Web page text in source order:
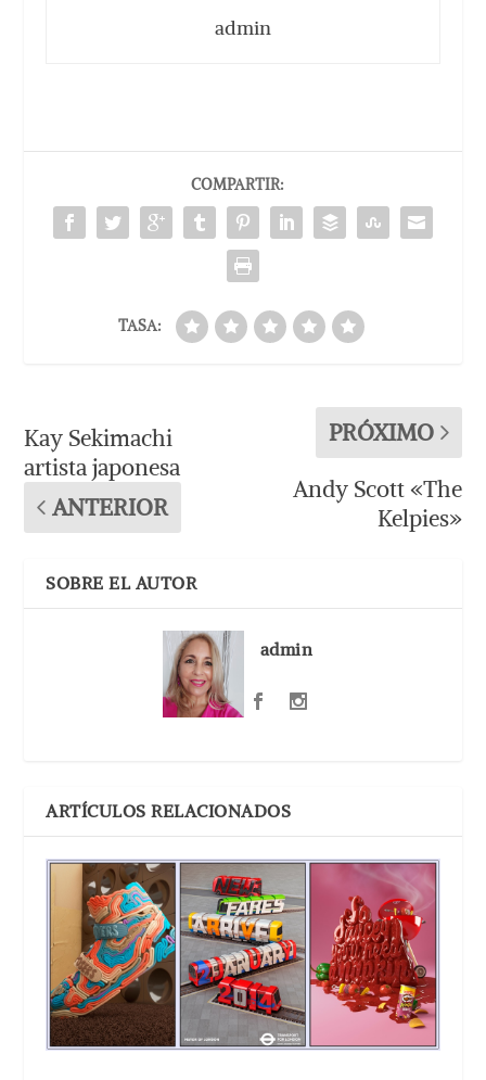
admin
COMPARTIR:
TASA:
Kay Sekimachi
artista japonesa
ANTERIOR
PRÓXIMO
Andy Scott «The
Kelpies»
SOBRE EL AUTOR
admin
ARTÍCULOS RELACIONADOS